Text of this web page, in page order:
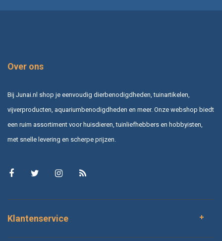
Over ons
Bij Junai.nl shop je eenvoudig dierbenodigdheden, tuinartikelen,
vijverproducten, aquariumbenodigdheden en meer. Onze webshop biedt
een ruim assortiment voor huisdieren, tuinliefhebbers en hobbyisten,
met snelle levering en scherpe prijzen.
Klantenservice